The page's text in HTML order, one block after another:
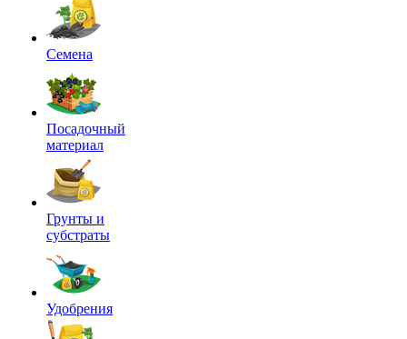
Семена
Посадочный
материал
Грунты и
субстраты
Удобрения